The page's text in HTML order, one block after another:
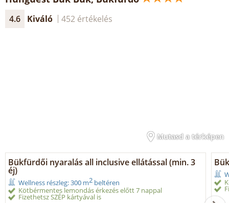
4.6 Kiváló 452 értékelés
Mutasd a térképen
Bükfürdői nyaralás all inclusive ellátással (min. 3
éj)
Wellness részleg: 300 m2 beltéren
Kötbérmentes lemondás érkezés előtt 7 nappal
Fizethetsz SZÉP kártyával is